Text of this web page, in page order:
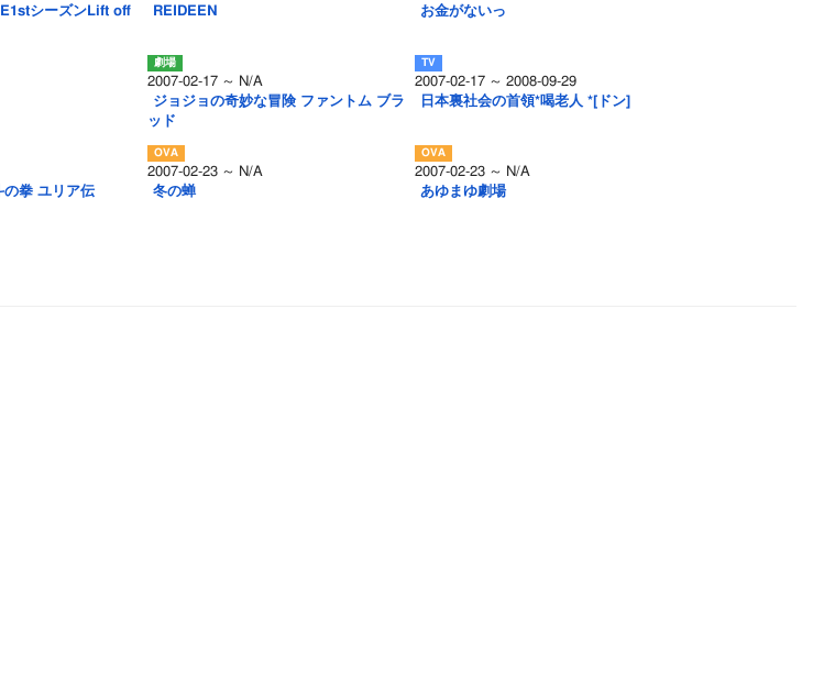
シーズンLift off
REIDEEN
お金がないっ
2007-02-17 ～ N/A
ジョジョの奇妙な冒険 ファントム ブラ
ッド
2007-02-17 ～ 2008-09-29
日本裏社会の首領*喝老人 *[ドン]
の拳 ユリア伝
2007-02-23 ～ N/A
冬の蝉
2007-02-23 ～ N/A
あゆまゆ劇場